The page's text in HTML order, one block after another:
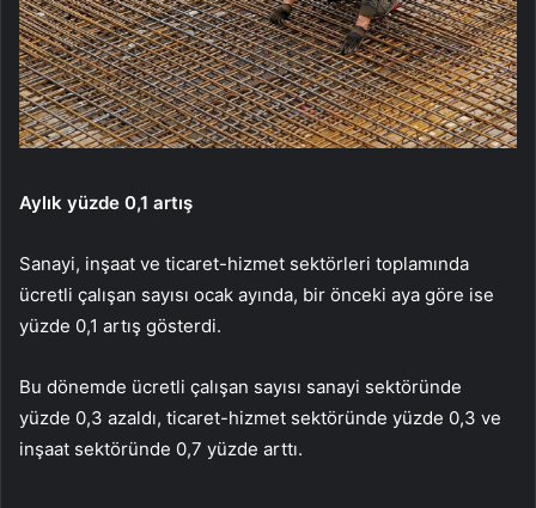
Aylık yüzde 0,1 artış
Sanayi, inşaat ve ticaret-hizmet sektörleri toplamında
ücretli çalışan sayısı ocak ayında, bir önceki aya göre ise
yüzde 0,1 artış gösterdi.
Bu dönemde ücretli çalışan sayısı sanayi sektöründe
yüzde 0,3 azaldı, ticaret-hizmet sektöründe yüzde 0,3 ve
inşaat sektöründe 0,7 yüzde arttı.